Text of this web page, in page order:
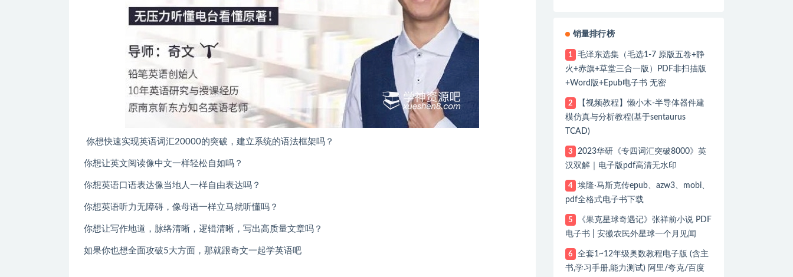
你想快速实现英语词汇20000的突破，建立系统的语法框架吗？
你想让英文阅读像中文一样轻松自如吗？
你想英语口语表达像当地人一样自由表达吗？
你想英语听力无障碍，像母语一样立马就听懂吗？
你想让写作地道，脉络清晰，逻辑清晰，写出高质量文章吗？
如果你也想全面攻破5大方面，那就跟奇文一起学英语吧
销量排行榜
1
毛泽东选集（毛选1-7 原版五卷+静
火+赤旗+草堂三合一版）PDF非扫描版
+Word版+Epub电子书 无密
2
【视频教程】懒小木-半导体器件建
模仿真与分析教程(基于sentaurus
TCAD)
3
2023华研《专四词汇突破8000》英
汉双解｜电子版pdf高清无水印
4
埃隆·马斯克传epub、azw3、mobi、
pdf全格式电子书下载
5
《果克星球奇遇记》张祥前小说 PDF
电子书 | 安徽农民外星球一个月见闻
6
全套1~12年级奥数教程电子版 (含主
书,学习手册,能力测试) 阿里/夸克/百度